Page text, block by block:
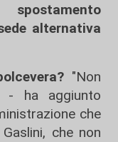
spostamento
alternativa
"Non
- ha aggiunto
che
che non